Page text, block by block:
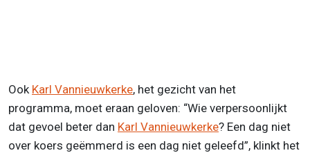
Ook Karl Vannieuwkerke, het gezicht van het
programma, moet eraan geloven: “Wie verpersoonlijkt
dat gevoel beter dan Karl Vannieuwkerke? Een dag niet
over koers geëmmerd is een dag niet geleefd”, klinkt het